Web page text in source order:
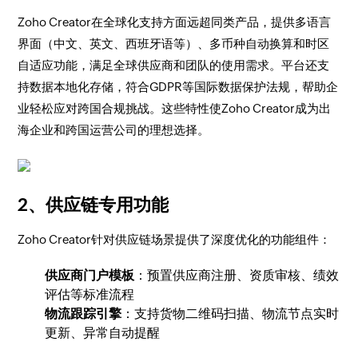
Zoho Creator在全球化支持方面远超同类产品，提供多语言
界面（中文、英文、西班牙语等）、多币种自动换算和时区
自适应功能，满足全球供应商和团队的使用需求。平台还支
持数据本地化存储，符合GDPR等国际数据保护法规，帮助企
业轻松应对跨国合规挑战。这些特性使Zoho Creator成为出
海企业和跨国运营公司的理想选择。
2、供应链专用功能
Zoho Creator针对供应链场景提供了深度优化的功能组件：
供应商门户模板 ：预置供应商注册、资质审核、绩效
评估等标准流程
物流跟踪引擎 ：支持货物二维码扫描、物流节点实时
更新、异常自动提醒